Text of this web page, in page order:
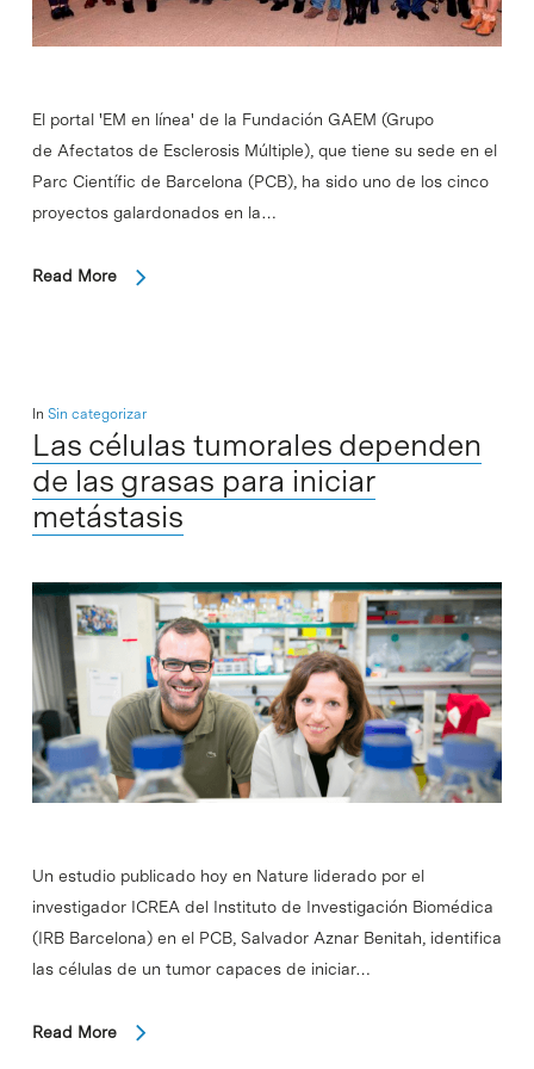
El portal 'EM en línea' de la Fundación GAEM (Grupo
de Afectatos de Esclerosis Múltiple), que tiene su sede en el
Parc Científic de Barcelona (PCB), ha sido uno de los cinco
proyectos galardonados en la…
Read More
In Sin categorizar
Las células tumorales dependen
de las grasas para iniciar
metástasis
Un estudio publicado hoy en Nature liderado por el
investigador ICREA del Instituto de Investigación Biomédica
(IRB Barcelona) en el PCB, Salvador Aznar Benitah, identifica
las células de un tumor capaces de iniciar…
Read More